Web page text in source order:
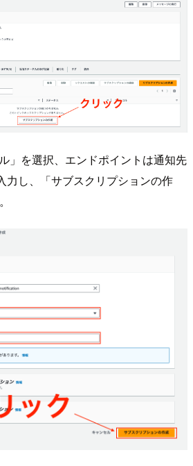
」を選択、エンドポイントは通知先
力し、「サブスクリプションの作